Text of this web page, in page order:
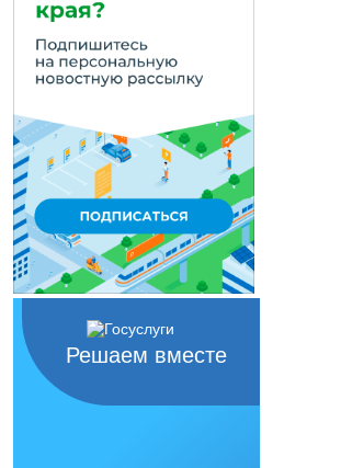
Решаем вместе